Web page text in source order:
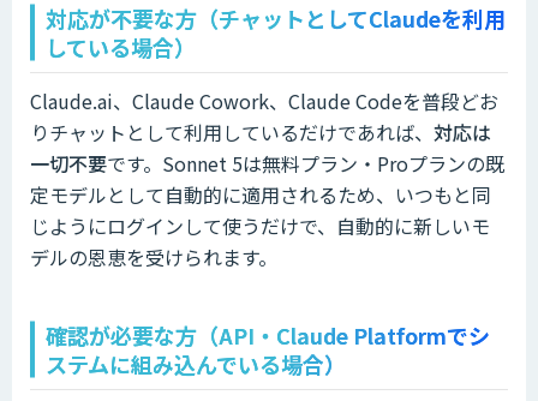
対応が不要な方（チャットとしてClaudeを利用
している場合）
Claude.ai、Claude Cowork、Claude Codeを普段どお
りチャットとして利用しているだけであれば、 対応は
一切不要です。Sonnet 5は無料プラン・Proプランの既
定モデルとして自動的に適用されるため、いつもと同
じようにログインして使うだけで、自動的に新しいモ
デルの恩恵を受けられます。
確認が必要な方（API・Claude Platformでシ
ステムに組み込んでいる場合）